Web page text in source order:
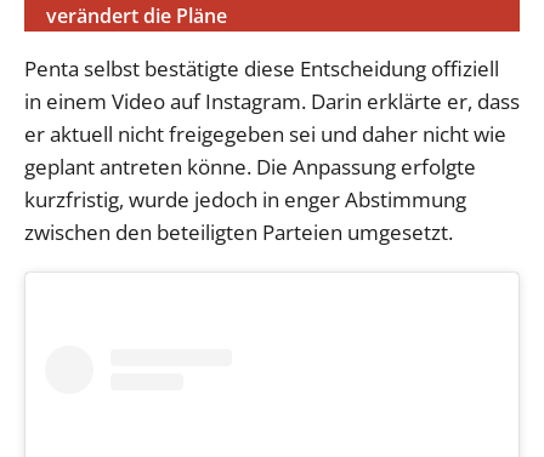
verändert die Pläne
Penta selbst bestätigte diese Entscheidung offiziell
in einem Video auf Instagram. Darin erklärte er, dass
er aktuell nicht freigegeben sei und daher nicht wie
geplant antreten könne. Die Anpassung erfolgte
kurzfristig, wurde jedoch in enger Abstimmung
zwischen den beteiligten Parteien umgesetzt.